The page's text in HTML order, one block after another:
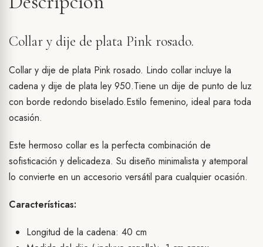
Collar y dije de plata Pink rosado.
Collar y dije de plata Pink rosado. Lindo collar incluye la
cadena y dije de plata ley 950.Tiene un dije de punto de luz
con borde redondo biselado.Estilo femenino, ideal para toda
ocasión.
Este hermoso collar es la perfecta combinación de
sofisticación y delicadeza. Su diseño minimalista y atemporal
lo convierte en un accesorio versátil para cualquier ocasión.
Características:
Longitud de la cadena: 40 cm